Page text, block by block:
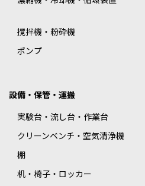
撹拌機・粉砕機
ポンプ
設備・保管・運搬
実験台・流し台・作業台
クリーンベンチ・空気清浄機
棚
机・椅子・ロッカー